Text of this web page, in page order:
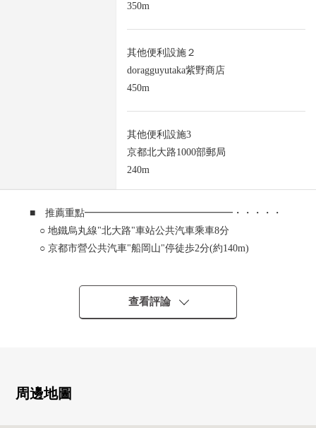
350m
其他便利設施２
doragguyutaka紫野商店
450m
其他便利設施3
京都北大路1000部郵局
240m
■ 推薦重點━━━━━━━━━━━━━━━・・・・・
○ 地鐵烏丸線"北大路"車站公共汽車乘車8分
○ 京都市營公共汽車"船岡山"停徒歩2分(約140m)
○ 到紫野小學步行7分鐘(約550m)
○ 用有建築條件的住宅用地銷售，沒有。
(能在喜歡的House廠商要建築。)
查看評論
周邊地圖